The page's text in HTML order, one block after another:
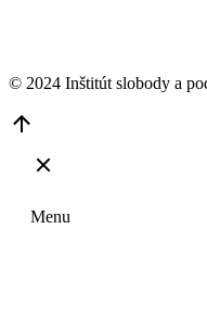
© 2024 Inštitút slobody a
Top
Menu